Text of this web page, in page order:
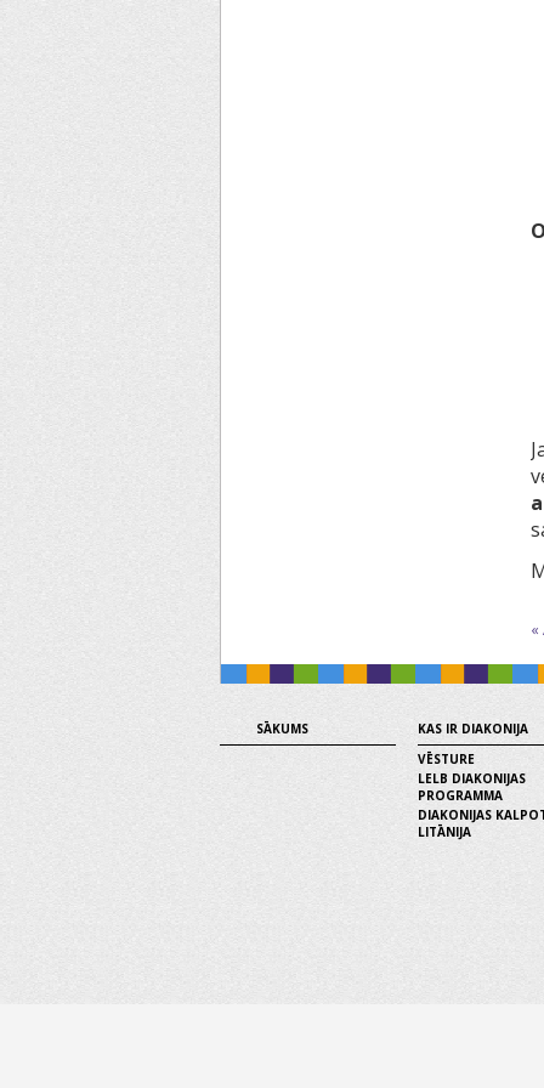
«
SĀKUMS
KAS IR DIAKONIJA
VĒSTURE
LELB DIAKONIJAS
PROGRAMMA
DIAKONIJAS
LITĀNIJA